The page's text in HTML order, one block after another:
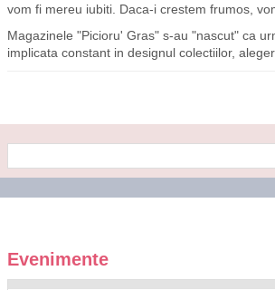
vom fi mereu iubiti. Daca-i crestem frumos,
Magazinele "Picioru' Gras" s-au "nascut" ca
implicata constant in designul colectiilor,
Evenimente